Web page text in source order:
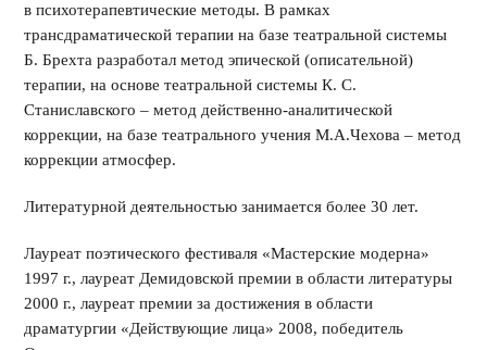
в психотерапевтические методы. В рамках
трансдраматической терапии на базе театральной системы
Б. Брехта разработал метод эпической (описательной)
терапии, на основе театральной системы К. С.
Станиславского – метод действенно-аналитической
коррекции, на базе театрального учения М.А.Чехова – метод
коррекции атмосфер.
Литературной деятельностью занимается более 30 лет.
Лауреат поэтического фестиваля «Мастерские модерна»
1997 г., лауреат Демидовской премии в области литературы
2000 г., лауреат премии за достижения в области
драматургии «Действующие лица» 2008, победитель